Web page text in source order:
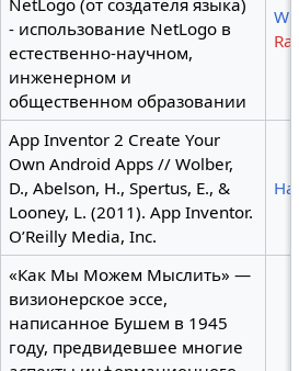
NetLogo (от создателя языка)
- использование NetLogo в
естественно-научном,
инженерном и
общественном образовании
App Inventor 2 Create Your
Own Android Apps // Wolber,
D., Abelson, H., Spertus, E., &
Looney, L. (2011). App Inventor.
O’Reilly Media, Inc.
«Как Мы Можем Мыслить» —
визионерское эссе,
написанное Бушем в 1945
году, предвидевшее многие